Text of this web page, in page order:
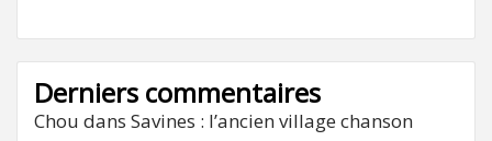
Derniers commentaires
Chou dans Savines : l’ancien village chanson